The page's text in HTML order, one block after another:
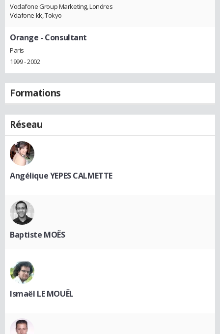
Vodafone Group Marketing, Londres
Vdafone kk, Tokyo
Orange - Consultant
Paris
1999 - 2002
Formations
Réseau
Angélique YEPES CALMETTE
Baptiste MOËS
Ismaël LE MOUËL